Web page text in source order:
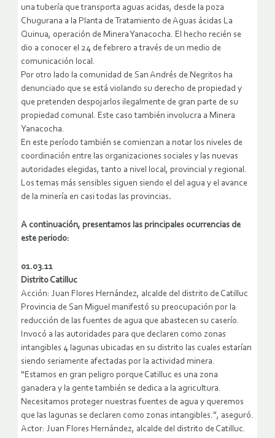
una tubería que transporta aguas acidas, desde la poza
Chugurana a la Planta de Tratamiento de Aguas ácidas La
Quinua, operación de Minera Yanacocha. El hecho recién se
dio a conocer el 24 de febrero a través de un medio de
comunicación local.
Por otro lado la comunidad de San Andrés de Negritos ha
denunciado que se está violando su derecho de propiedad y
que pretenden despojarlos ilegalmente de gran parte de su
propiedad comunal. Este caso también involucra a Minera
Yanacocha.
En este período también se comienzan a notar los niveles de
coordinación entre las organizaciones sociales y las nuevas
autoridades elegidas, tanto a nivel local, provincial y regional.
Los temas más sensibles siguen siendo el del agua y el avance
de la minería en casi todas las provincias.
A continuación, presentamos las principales ocurrencias de
este periodo:
01.03.11
Distrito Catilluc
Acción: Juan Flores Hernández, alcalde del distrito de Catilluc
Provincia de San Miguel manifestó su preocupación por la
reducción de las fuentes de agua que abastecen su caserío.
Invocó a las autoridades para que declaren como zonas
intangibles 4 lagunas ubicadas en su distrito las cuales estarían
siendo seriamente afectadas por la actividad minera.
“Estamos en gran peligro porque Catilluc es una zona
ganadera y la gente también se dedica a la agricultura.
Necesitamos proteger nuestras fuentes de agua y queremos
que las lagunas se declaren como zonas intangibles.”, aseguró.
Actor: Juan Flores Hernández, alcalde del distrito de Catilluc.